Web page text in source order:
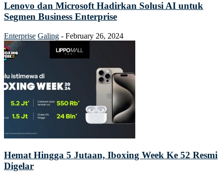
Lenovo dan Microsoft Hadirkan Solusi AI untuk
Segmen Business Enterprise
Enterprise Galing - February 26, 2024
Hemat Hingga 5 Jutaan, Iboxing Week Ke 52 Resmi
Digelar